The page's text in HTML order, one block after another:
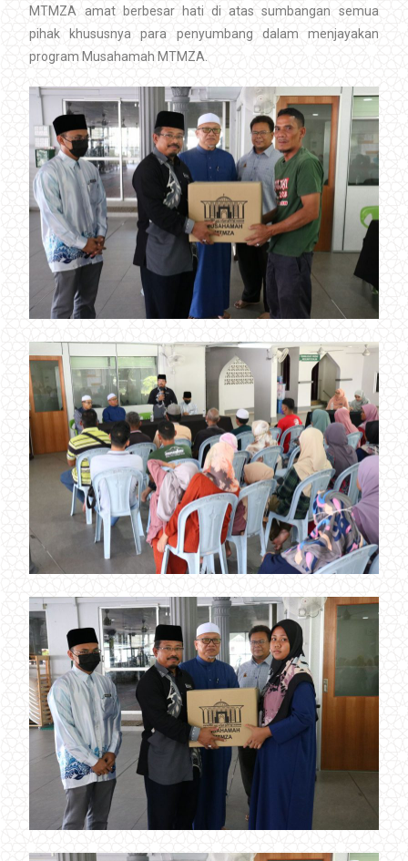
MTMZA amat berbesar hati di atas sumbangan semua
pihak khususnya para penyumbang dalam menjayakan
program Musahamah MTMZA.